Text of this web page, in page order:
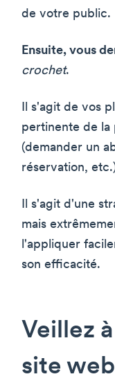
de votre public.
Ensuite, vous
crochet.
Il s'agit de vos
pertinente de la
(demander un
réservation,
Il s'agit d'une
mais
l'appliquer
son efficacité.
Veillez
site